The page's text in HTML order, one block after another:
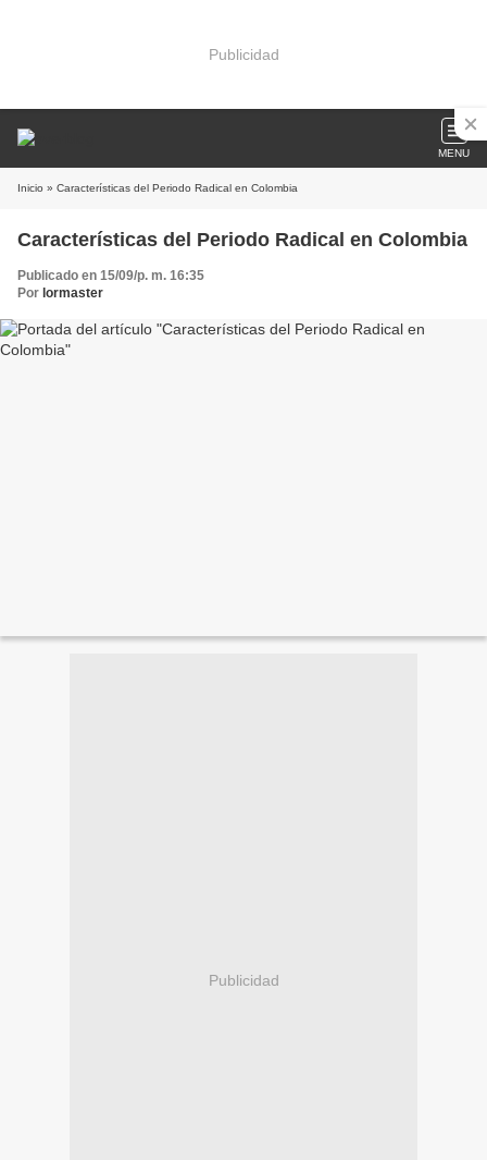
Publicidad
MENU
Inicio » Características del Periodo Radical en Colombia
Características del Periodo Radical en Colombia
Publicado en 15/09/p. m. 16:35
Por lormaster
Publicidad